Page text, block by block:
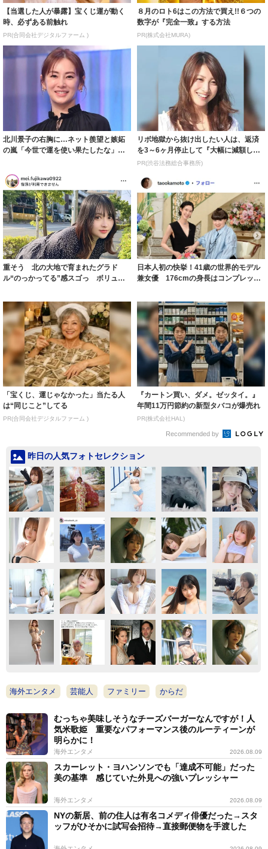
【当選した人が暴露】宝くじ運が動く
時、必ずある前触れ
PR(合同会社デジタルファーム )
８月のロト6はこの方法で買え!!６つの
数字が『完全一致』する方法
PR(株式会社MURA)
北川景子の右胸に…ネット羨望と嫉妬
の嵐「今世で運を使い果たしたな」
リボ地獄から抜け出したい人は、返済
を3～6ヶ月停止して『大幅に減額して
から返済す...
PR(渋谷法務総合事務所)
重そう 北の大地で育まれたグラド
ル“のっかってる”感スゴっ ボリュー
日本人初の快挙！41歳の世界的モデル
兼女優 176cmの身長はコンプレック
「宝くじ、運じゃなかった」当たる人
は“同じこと”してる
PR(合同会社デジタルファーム )
『カートン買い、ダメ。ゼッタイ。』
年間11万円節約の新型タバコが爆売れ
PR(株式会社HAL)
Recommended by
昨日の人気フォトセレクション
海外エンタメ 芸能人 ファミリー からだ
むっちゃ美味しそうなチーズバーガーなんですが！人
気米歌姫 重要なパフォーマンス後のルーティーンが
明らかに！
海外エンタメ 2026.08.09
スカーレット・ヨハンソンでも「達成不可能」だった
美の基準 感じていた外見への強いプレッシャー
海外エンタメ 2026.08.09
NYの新居、前の住人は有名コメディ俳優だった→スタ
ッフがひそかに試写会招待→直接郵便物を手渡した